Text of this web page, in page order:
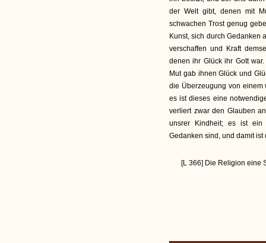
der Welt gibt, denen mit
schwachen Trost genug
Kunst, sich durch Gedanken
verschaffen und Kraft
denen ihr Glück ihr Gott
Mut gab ihnen Glück und
die Überzeugung von einem
es ist dieses eine
verliert zwar den Glauben
unsrer Kindheit; es ist ein
Gedanken sind, und damit
[L 366] Die Religion eine